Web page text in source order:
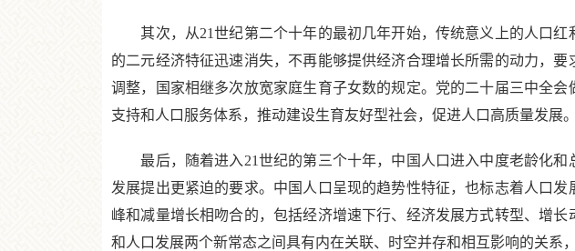
其次，从21世纪第二个十年的最初几年开始，传统意义上的人口红
的二元经济特征迅速消失，不再能够提供经济合理增长所需的动力，
调整，国家相继多次放宽家庭生育子女数的规定。党的二十届三中全
支持和人口服务体系，推动建设生育友好型社会，促进人口高质量发展。
最后，随着进入21世纪的第三个十年，中国人口进入中度老龄化和
发展提出更紧迫的要求。中国人口呈现的趋势性特征，也标志着人口
峰和减量增长相吻合的，包括经济增速下行、经济发展方式转型、增
和人口发展两个新常态之间具有内在关联、时空并存和相互影响的关系